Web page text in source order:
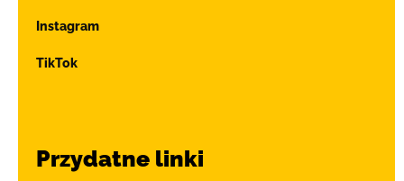
Instagram
TikTok
Przydatne linki